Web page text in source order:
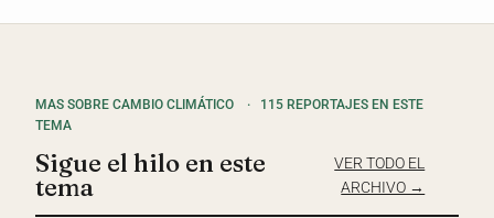
MAS SOBRE CAMBIO CLIMÁTICO · 115 REPORTAJES EN ESTE
TEMA
Sigue el hilo en este
tema
VER TODO EL
ARCHIVO →